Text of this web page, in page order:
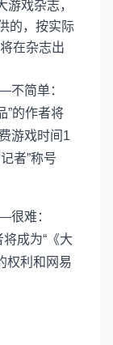
游戏杂志，
的，按实际
在杂志出
不简单：
的作者将
游戏时间1
者”称号
很难：
成为“《大
权利和网易